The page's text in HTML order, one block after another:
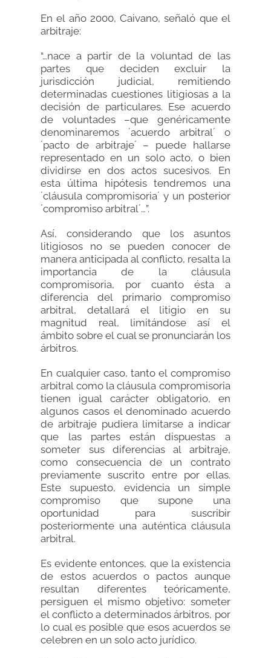
En el año 2000, Caivano, señaló que el
arbitraje:
“…nace a partir de la voluntad de las
partes que deciden excluir la
jurisdicción judicial, remitiendo
determinadas cuestiones litigiosas a la
decisión de particulares. Ese acuerdo
de voluntades –que genéricamente
denominaremos ´acuerdo arbitral´ o
´pacto de arbitraje´ – puede hallarse
representado en un solo acto, o bien
dividirse en dos actos sucesivos. En
esta última hipótesis tendremos una
´cláusula compromisoria´ y un posterior
´compromiso arbitral´…”.
Así, considerando que los asuntos
litigiosos no se pueden conocer de
manera anticipada al conflicto, resalta la
importancia de la cláusula
compromisoria, por cuanto ésta a
diferencia del primario compromiso
arbitral, detallará el litigio en su
magnitud real, limitándose así el
ámbito sobre el cual se pronunciarán los
árbitros.
En cualquier caso, tanto el compromiso
arbitral como la cláusula compromisoria
tienen igual carácter obligatorio, en
algunos casos el denominado acuerdo
de arbitraje pudiera limitarse a indicar
que las partes están dispuestas a
someter sus diferencias al arbitraje,
como consecuencia de un contrato
previamente suscrito entre por ellas.
Este supuesto, evidencia un simple
compromiso que supone una
oportunidad para suscribir
posteriormente una auténtica cláusula
arbitral.
Es evidente entonces, que la existencia
de estos acuerdos o pactos aunque
resultan diferentes teóricamente,
persiguen el mismo objetivo: someter
el conflicto a determinados árbitros, por
lo cual es posible que esos acuerdos se
celebren en un solo acto jurídico.